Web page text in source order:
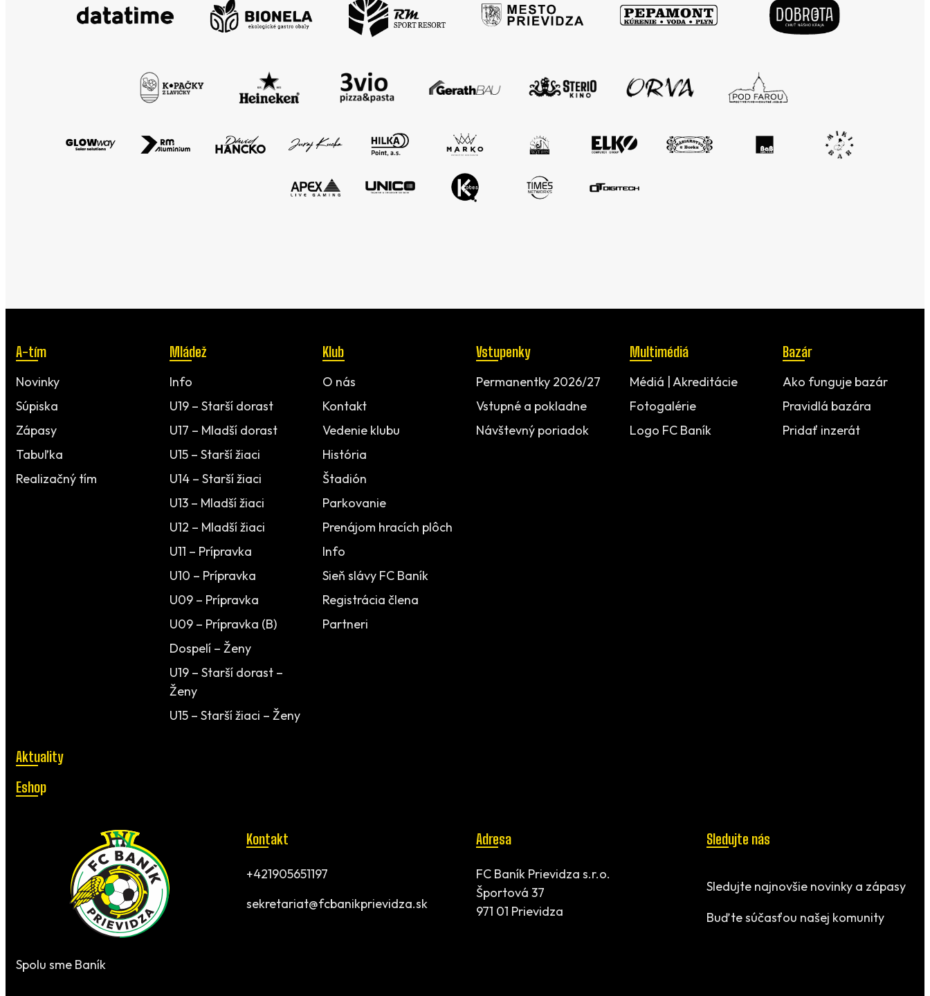
A-tím
Novinky
Súpiska
Zápasy
Tabuľka
Realizačný tím
Mládež
Info
U19 – Starší dorast
U17 – Mladší dorast
U15 – Starší žiaci
U14 – Starší žiaci
U13 – Mladší žiaci
U12 – Mladší žiaci
U11 – Prípravka
U10 – Prípravka
U09 – Prípravka
U09 – Prípravka (B)
Dospelí – Ženy
U19 – Starší dorast –
Ženy
U15 – Starší žiaci – Ženy
Klub
O nás
Kontakt
Vedenie klubu
História
Štadión
Parkovanie
Prenájom hracích plôch
Info
Sieň slávy FC Baník
Registrácia člena
Partneri
Vstupenky
Permanentky 2026/27
Vstupné a pokladne
Návštevný poriadok
Multimédiá
Médiá | Akreditácie
Fotogalérie
Logo FC Baník
Bazár
Ako funguje bazár
Pravidlá bazára
Pridať inzerát
Aktuality
Eshop
Spolu sme Baník
Kontakt
+421905651197
sekretariat@fcbanikprievidza.sk
Adresa
FC Baník Prievidza s.r.o.
Športová 37
971 01 Prievidza
Sledujte nás
Sledujte najnovšie novinky a zápasy
Buďte súčasťou našej komunity